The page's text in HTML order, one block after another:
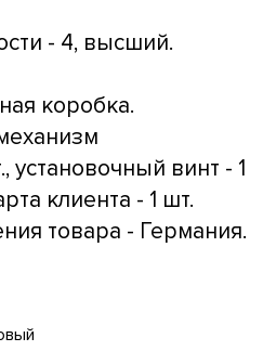
- 4, высший.
коробка.
установочный винт - 1
клиента - 1 шт.
товара - Германия.